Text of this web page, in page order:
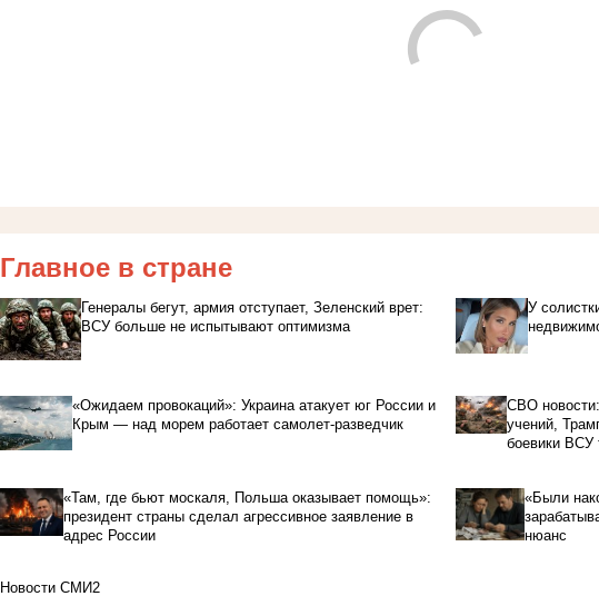
Главное в стране
Генералы бегут, армия отступает, Зеленский врет:
ВСУ больше не испытывают оптимизма
У
«Ожидаем провокаций»: Украина атакует юг России и
Крым — над морем работает самолет-разведчик
СВО
учений,
боевики ВСУ
«Там, где бьют москаля, Польша оказывает помощь»:
президент страны сделал агрессивное заявление в
адрес России
«Были
нюанс
Новости СМИ2